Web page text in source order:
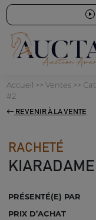
Accueil >> Ventes>>
#2
REVENIR À LA VENTE
RACHETÉ
KIARADAME
PRÉSENTÉ(E) PAR
PRIX D’ACHAT